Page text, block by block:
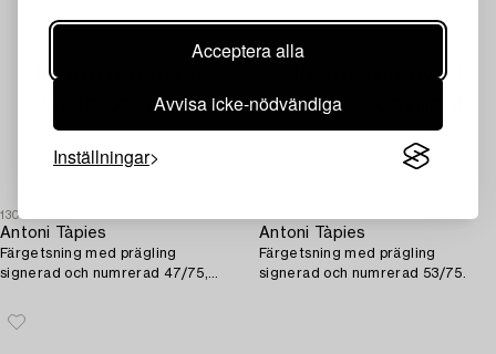
Acceptera alla
Avvisa icke-nödvändiga
Inställningar
1308113
Antoni Tàpies
Färgetsning med prägling
signerad och numrerad 47/75,
Antoni Tàpies
Färgetsning med prägling
signerad och numrerad 53/75.